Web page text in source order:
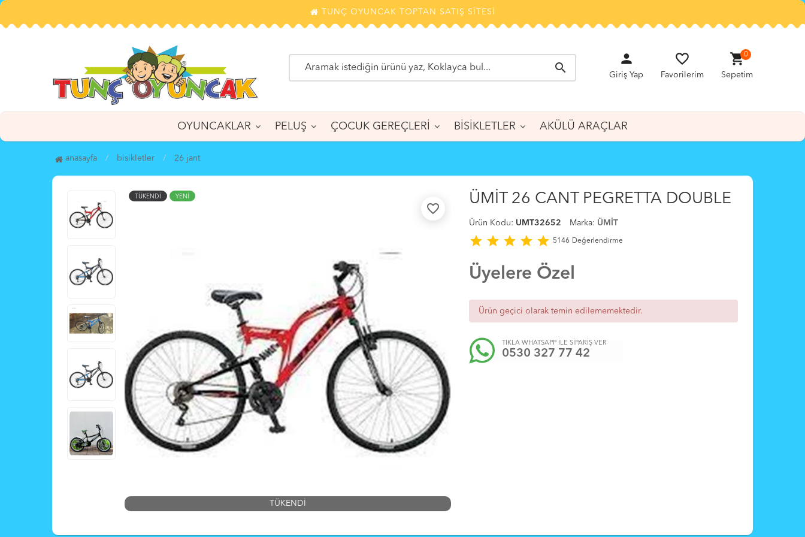
TUNÇ OYUNCAK TOPTAN SATIŞ SİTESİ
search
person
Giriş Yap
favorite_border
Favorilerim
shopping_cart
Sepetim
0
OYUNCAKLAR PELUŞ ÇOCUK GEREÇLERİ BİSİKLETLER AKÜLÜ ARAÇLAR
anasayfa bi̇si̇kletler 26 jant
TÜKENDİ YENİ
favorite_border
TÜKENDİ
ÜMİT 26 CANT PEGRETTA DOUBLE
Ürün Kodu: UMT32652 Marka: ÜMİT
star star star star star 5146 Değerlendirme
Üyelere Özel
Ürün geçici olarak temin edilememektedir.
TIKLA WHATSAPP İLE SİPARİŞ VER
0530 327 77 42